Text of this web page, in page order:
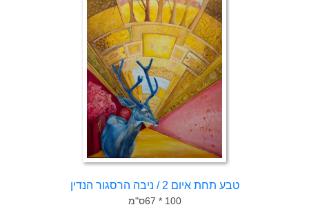
טבע תחת איום 2 / ניבה הרסגור הנדין
100 * 67ס"מ